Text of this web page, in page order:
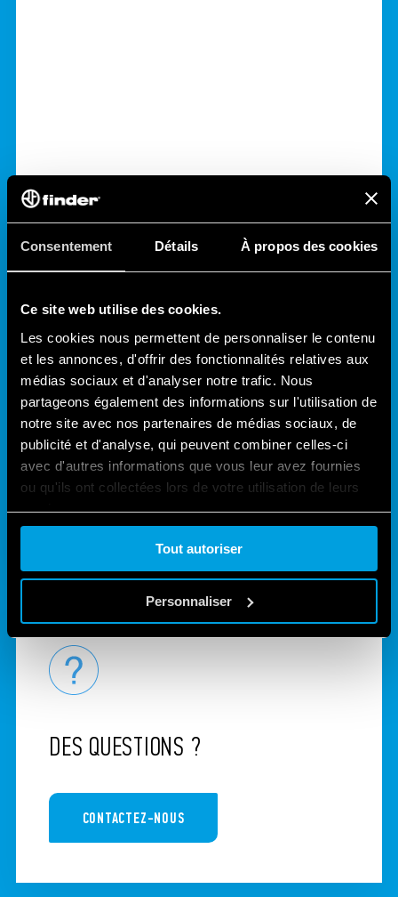
Consentement Détails À propos des cookies
Ce site web utilise des cookies.
Les cookies nous permettent de personnaliser le contenu
et les annonces, d'offrir des fonctionnalités relatives aux
médias sociaux et d'analyser notre trafic. Nous
partageons également des informations sur l'utilisation de
notre site avec nos partenaires de médias sociaux, de
publicité et d'analyse, qui peuvent combiner celles-ci
avec d'autres informations que vous leur avez fournies
ou qu'ils ont collectées lors de votre utilisation de leurs
services.
Tout autoriser
Personnaliser
Conditions Générales de Vente 2026 - Export
DATE
D'ENTRÉE EN VIGUEUR
01/01/2026
DERNIÈRE
MISE À JOUR
01/01/2026
Télécharger
DES QUESTIONS ?
CONTACTEZ-NOUS